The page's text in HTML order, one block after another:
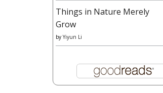
Things in Nature Merely
Grow
by Yiyun Li